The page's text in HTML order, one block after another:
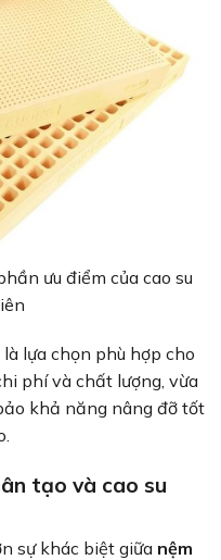
ưu điểm của cao su
lựa chọn phù hợp cho
phí và chất lượng, vừa
khả năng nâng đỡ tốt
tạo và cao su
sự khác biệt giữa nệm